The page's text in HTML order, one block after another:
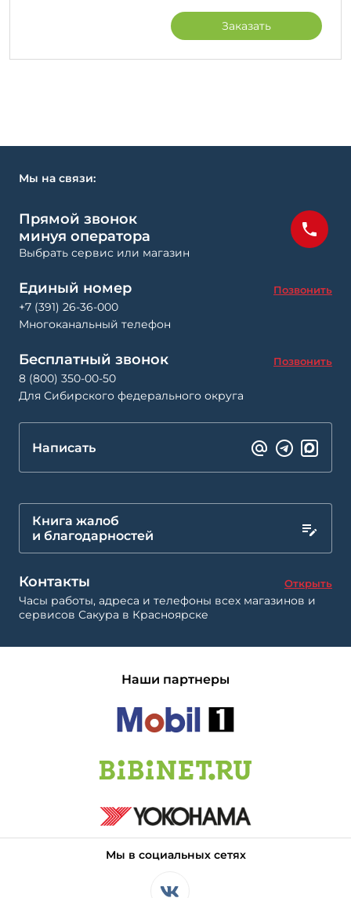
Заказать
Мы на связи:
Прямой звонок
минуя оператора
Выбрать сервис или магазин
Единый номер Позвонить
+7 (391) 26-36-000
Многоканальный телефон
Бесплатный звонок Позвонить
8 (800) 350-00-50
Для Сибирского федерального округа
Написать
Книга жалоб
и благодарностей
Контакты Открыть
Часы работы, адреса и телефоны всех магазинов и
сервисов Сакура в Красноярске
Наши партнеры
Мы в социальных сетях